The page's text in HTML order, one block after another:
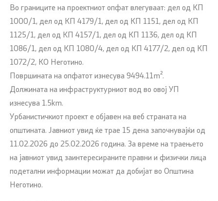
Во границите на проектниот опфат влегуваат: дел од КП
1000/1, дел од КП 4179/1, дел од КП 1151, дел од КП
1125/1, дел од КП 4157/1, дел од КП 1136, дел од КП
1086/1, дел од КП 1080/4, дел од КП 4177/2, дел од КП
1072/2, КО Неготино.
Површината на опфатот изнесува 9494.11m².
Должината на инфраструктурниот вод во овој УП
изнесува 1.5km.
Урбанистичкиот проект е објавен на веб страната на
општината. Јавниот увид ќе трае 15 дена започнувајќи од
11.02.2026 до 25.02.2026 година. За време на траењето
на јавниот увид заинтересираните правни и физички лица
подетални информации можат да добијат во Општина
Неготино.